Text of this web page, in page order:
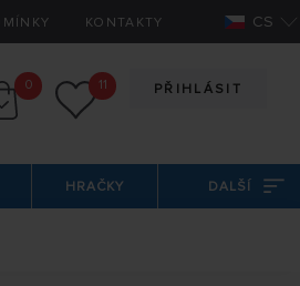
KONTAKTY CS
PŘIHLÁSIT
0 11
HRAČKY DALŠÍ